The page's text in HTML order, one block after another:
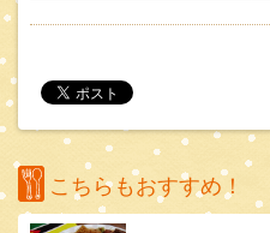
こちらもおすすめ！